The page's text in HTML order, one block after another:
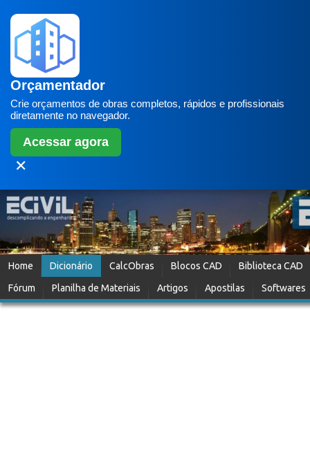
Orçamentador
Crie orçamentos de obras completos, rápidos e profissionais
diretamente no navegador.
Acessar agora
✕
Home Dicionário CalcObras Blocos CAD
Biblioteca CAD
Fórum
Planilha de Materiais Artigos Apostilas Softwares